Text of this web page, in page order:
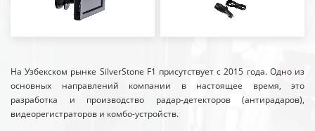
На Узбекском рынке SilverStone F1 присутствует с 2015 года. Одно из
основных направлений компании в настоящее время, это
разработка и производство радар-детекторов (антирадаров),
видеорегистраторов и комбо-устройств.